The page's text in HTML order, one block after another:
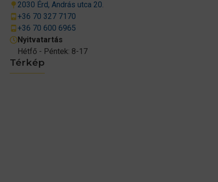
Térkép
2030 Érd, András utca 20.
+36 70 327 7170
+36 70 600 6965
Nyitvatartás
Hétfő - Péntek: 8-17